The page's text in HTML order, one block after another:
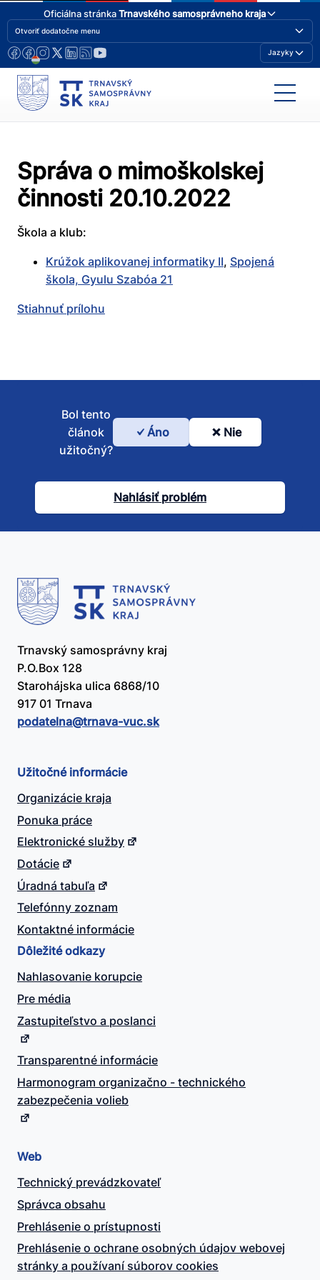
Oficiálna stránkaTrnavského samosprávneho kraja
Otvoriť dodatočne menu
Jazyky
Správa o mimoškolskej
činnosti 20.10.2022
Škola a klub:
Krúžok aplikovanej informatiky II, Spojená
škola, Gyulu Szabóa 21
Stiahnuť prílohu
Bol
článok
užitočný?
Bol tento
článok
užitočný?
Áno Nie
Nahlásiť problém
Trnavský samosprávny kraj
P.O.Box 128
Starohájska ulica 6868/10
917 01 Trnava
podatelna@​trnava-vuc.sk
Užitočné informácie
Organizácie kraja
Ponuka práce
Elektronické služby
Dotácie
Úradná tabuľa
Telefónny zoznam
Kontaktné informácie
Dôležité odkazy
Nahlasovanie korupcie
Pre média
Zastupiteľstvo a poslanci
Transparentné informácie
Harmonogram organizačno - technického
zabezpečenia volieb
Web
Technický prevádzkovateľ
Správca obsahu
Prehlásenie o prístupnosti
Prehlásenie o ochrane osobných údajov webovej
stránky a používaní súborov cookies